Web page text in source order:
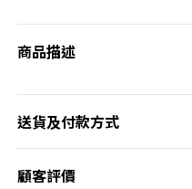
商品描述
送貨及付款方式
顧客評價